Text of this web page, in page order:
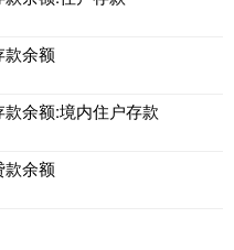
款余额
余额:境内住户存款
款余额